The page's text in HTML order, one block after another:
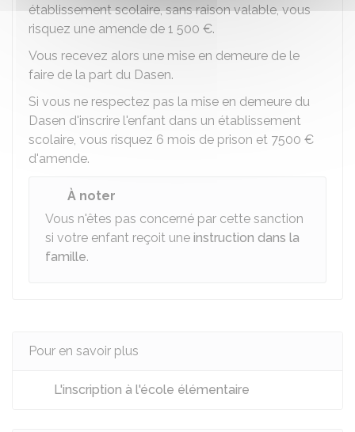
établissement scolaire, sans raison valable, vous
risquez une amende de 1 500 €.
Vous recevez alors une mise en demeure de le
faire de la part du Dasen.
Si vous ne respectez pas la mise en demeure du
Dasen d'inscrire l'enfant dans un établissement
scolaire, vous risquez 6 mois de prison et 7500 €
d'amende.
À noter
Vous n'êtes pas concerné par cette sanction
si votre enfant reçoit une instruction dans la
famille.
Pour en savoir plus
L'inscription à l'école élémentaire